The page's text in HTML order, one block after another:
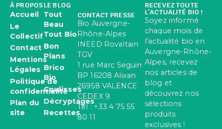
À PROPOS
Accueil
Le
Collectif
Contact
Mentions
Légales
Politique de
confidentialité
Plan du
site
LE BLOG
Tout
Beau
Tout Bio
Bon
Plans
Brico
Bio
Coulisses
Décryptages
Recettes
CONTACT PRESSE
Bio Auvergne-
Rhône-Alpes
INEED Rovaltain
TGV
1 rue Marc Seguin
BP 16208 Alixan
26958 VALENCE
CEDEX 9
Tel : +33 4 75 55
80 11
RECEVEZ TOUTE
L'ACTUALITÉ BIO !
Soyez informé
chaque mois de
l’actualité bio en
Auvergne-Rhône-
Alpes, recevez
nos articles de
blog et
découvrez nos
sélections
produits
exclusives !